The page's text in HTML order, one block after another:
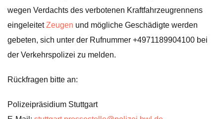
wegen Verdachts des verbotenen Kraftfahrzeugrennens
eingeleitetZeugen und mögliche Geschädigte werden
gebeten, sich unter der Rufnummer +4971189904100 bei
der Verkehrspolizei zu melden.
Rückfragen bitte an:
Polizeipräsidium Stuttgart